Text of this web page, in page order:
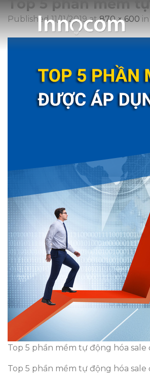
Top 5 phần mềm
Published11/11/2019at870 × 600 in
Top 5 phần mềm tự động hóa
Top 5 phần mềm tự động hóa